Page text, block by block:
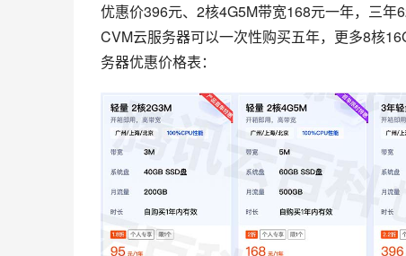
优惠价396元、2核4G5M带宽168元一年，三
CVM云服务器可以一次性购买五年，更多8核
务器优惠价格表：